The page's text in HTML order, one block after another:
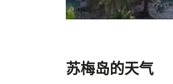
苏梅岛的天气